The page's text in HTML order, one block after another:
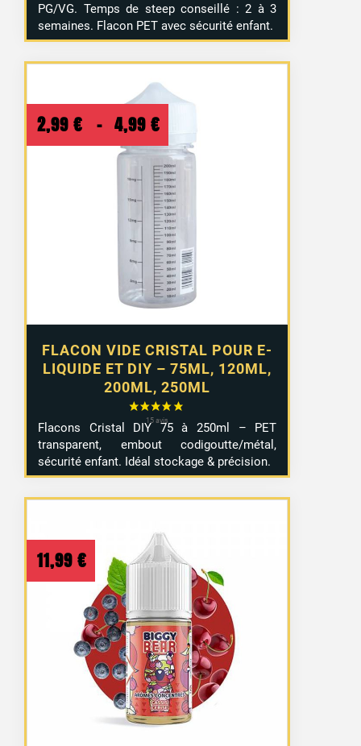
PG/VG. Temps de steep conseillé : 2 à 3
semaines. Flacon PET avec sécurité enfant.
FLACON VIDE CRISTAL POUR E-
LIQUIDE ET DIY – 75ML, 120ML,
200ML, 250ML
2,99 € – 4,99 €
de
prix :
2,99 €
à
4,99 €
Flacons Cristal DIY 75 à 250ml – PET
transparent, embout codigoutte/métal,
sécurité enfant. Idéal stockage & précision.
11,99 €